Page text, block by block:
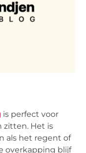
is perfect voor
zitten. Het is
als het regent of
overkapping blijf